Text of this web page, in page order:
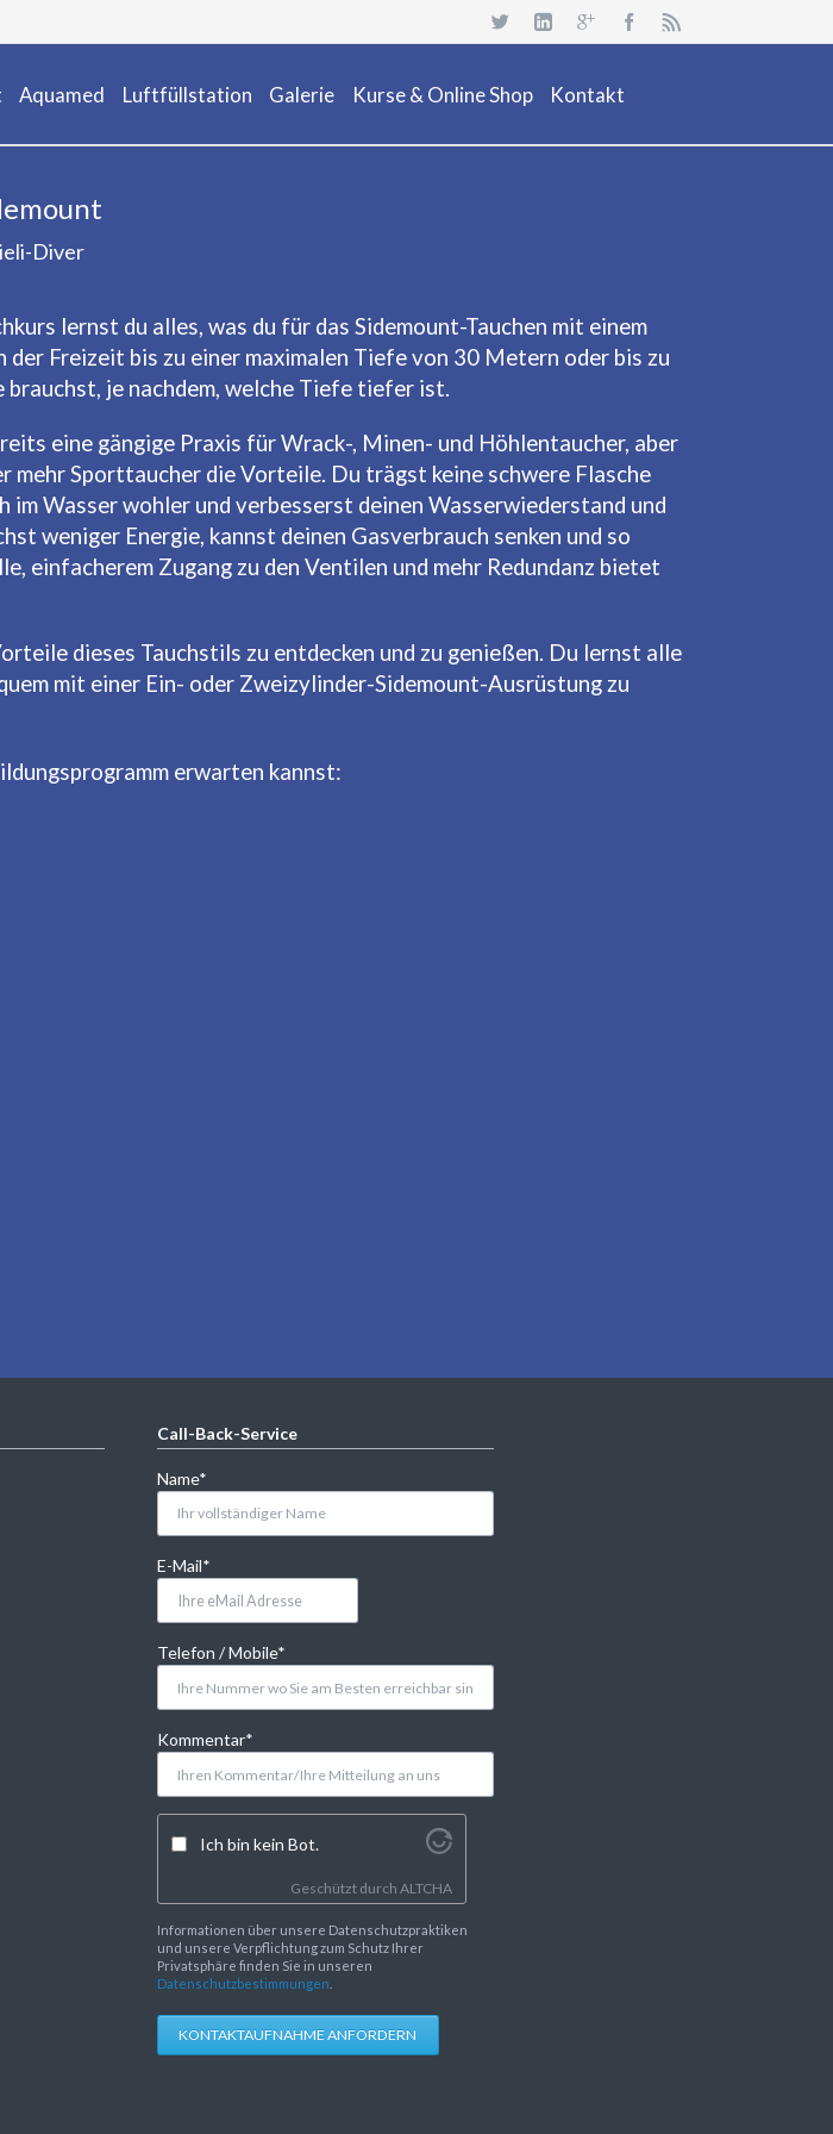
Aquamed Luftfüllstation Galerie Kurse & Online Shop
Ausrüstung / Mietmaterial
Events
Restposten & OCC
Kontakt
Diver
lernst du alles, was du für das Sidemount-Tauchen mit einem
der Freizeit bis zu einer maximalen Tiefe von 30 Metern oder bis zu
je nachdem, welche Tiefe tiefer ist.
eine gängige Praxis für Wrack-, Minen- und Höhlentaucher, aber
mehr Sporttaucher die Vorteile. Du trägst keine schwere Flasche
im Wasser wohler und verbesserst deinen Wasserwiederstand und
weniger Energie, kannst deinen Gasverbrauch senken und so
einfacherem Zugang zu den Ventilen und mehr Redundanz bietet
dieses Tauchstils zu entdecken und zu genießen. Du lernst alle
mit einer Ein- oder Zweizylinder-Sidemount-Ausrüstung zu
erwarten kannst:
Call-Back-Service
Pflichtfeld
Name*
Pflichtfeld
E-Mail*
Pflichtfeld
Telefon / Mobile*
Pflichtfeld
Kommentar*
Ich bin kein Bot.
Geschützt durch ALTCHA
Informationen über unsere Datenschutzpraktiken
und unsere Verpflichtung zum Schutz Ihrer
Privatsphäre finden Sie in unseren
Datenschutzbestimmungen
KONTAKTAUFNAHME ANFORDERN